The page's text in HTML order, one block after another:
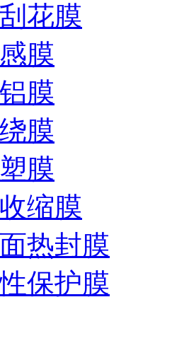
花膜
膜
膜
膜
膜
缩膜
热封膜
保护膜